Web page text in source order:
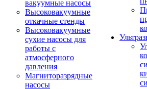
вакуумные насосы
Высоковакуумные
откачные стенды
Высоковакуумные
сухие насосы для
работы с
атмосферного
давления
Магниторазрядные
насосы